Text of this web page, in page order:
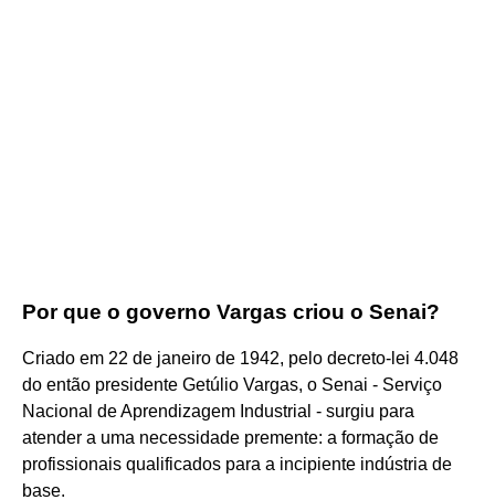
Por que o governo Vargas criou o Senai?
Criado em 22 de janeiro de 1942, pelo decreto-lei 4.048
do então presidente Getúlio Vargas, o Senai - Serviço
Nacional de Aprendizagem Industrial - surgiu para
atender a uma necessidade premente: a formação de
profissionais qualificados para a incipiente indústria de
base.